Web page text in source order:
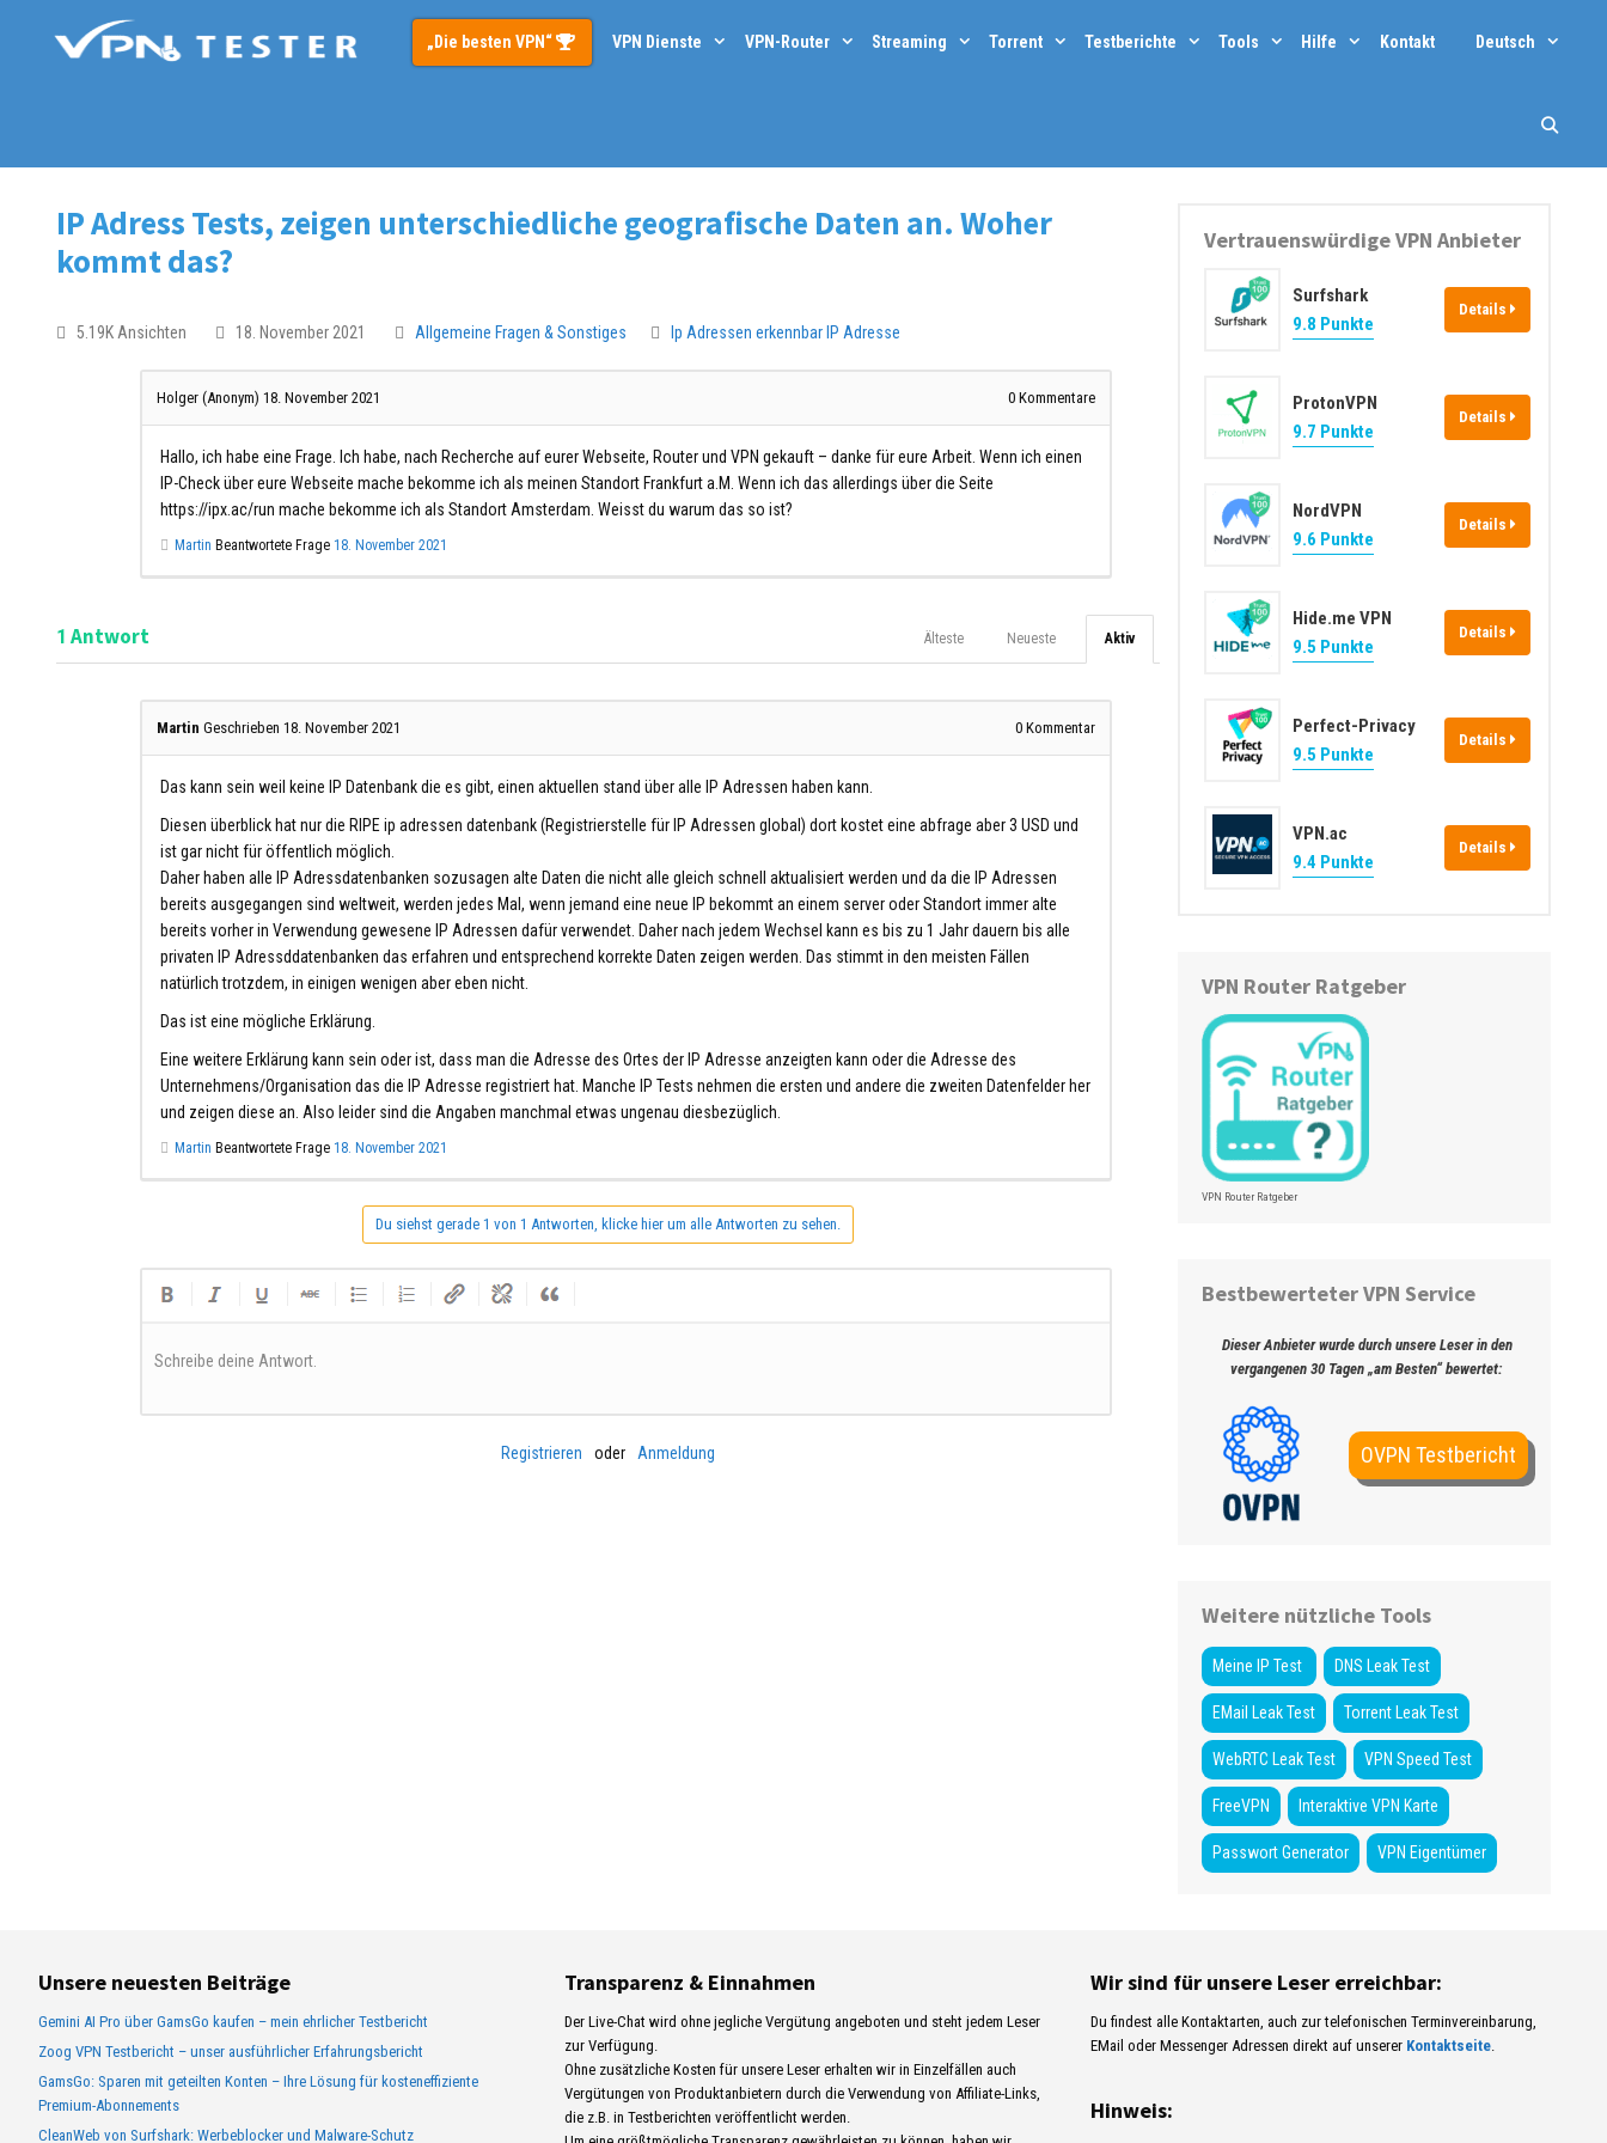
„Die besten VPN“ VPN Dienste VPN-Router Streaming Torrent Testberichte Tools Hilfe Kontakt Deutsch
IP Adress Tests, zeigen unterschiedliche geografische Daten an. Woher
kommt das?
5.19K Ansichten 18. November 2021 Allgemeine Fragen & Sonstiges Ip Adressen erkennbar IP Adresse
Holger (Anonym) 18. November 2021 0Kommentare
Hallo, ich habe eine Frage. Ich habe, nach Recherche auf eurer Webseite, Router und VPN gekauft – danke für eure Arbeit. Wenn ich einen
IP-Check über eure Webseite mache bekomme ich als meinen Standort Frankfurt a.M. Wenn ich das allerdings über die Seite
https://ipx.ac/run mache bekomme ich als Standort Amsterdam. Weisst du warum das so ist?
Martin Beantwortete Frage 18. November 2021
1 Antwort Aktiv
Neueste
Älteste
Martin Geschrieben 18. November 2021 0Kommentar
Das kann sein weil keine IP Datenbank die es gibt, einen aktuellen stand über alle IP Adressen haben kann.
Diesen überblick hat nur die RIPE ip adressen datenbank (Registrierstelle für IP Adressen global) dort kostet eine abfrage aber 3 USD und
ist gar nicht für öffentlich möglich.
Daher haben alle IP Adressdatenbanken sozusagen alte Daten die nicht alle gleich schnell aktualisiert werden und da die IP Adressen
bereits ausgegangen sind weltweit, werden jedes Mal, wenn jemand eine neue IP bekommt an einem server oder Standort immer alte
bereits vorher in Verwendung gewesene IP Adressen dafür verwendet. Daher nach jedem Wechsel kann es bis zu 1 Jahr dauern bis alle
privaten IP Adressddatenbanken das erfahren und entsprechend korrekte Daten zeigen werden. Das stimmt in den meisten Fällen
natürlich trotzdem, in einigen wenigen aber eben nicht.
Das ist eine mögliche Erklärung.
Eine weitere Erklärung kann sein oder ist, dass man die Adresse des Ortes der IP Adresse anzeigten kann oder die Adresse des
Unternehmens/Organisation das die IP Adresse registriert hat. Manche IP Tests nehmen die ersten und andere die zweiten Datenfelder her
und zeigen diese an. Also leider sind die Angaben manchmal etwas ungenau diesbezüglich.
Martin Beantwortete Frage 18. November 2021
Du siehst gerade 1 von 1 Antworten, klicke hier um alle Antworten zu sehen.
Schreibe deine Antwort.
Registrieren oder Anmeldung
Vertrauenswürdige VPN Anbieter
Surfshark
9.8 Punkte
Details
ProtonVPN
9.7 Punkte
Details
NordVPN
9.6 Punkte
Details
Hide.me VPN
9.5 Punkte
Details
Perfect-Privacy
9.5 Punkte
Details
VPN.ac
9.4 Punkte
Details
VPN Router Ratgeber
VPN Router Ratgeber
Bestbewerteter VPN Service
Dieser Anbieter wurde durch unsere Leser in den
vergangenen 30 Tagen „am Besten“ bewertet:
OVPN Testbericht
Weitere nützliche Tools
Meine IP Test DNS Leak Test
EMail Leak Test Torrent Leak Test
WebRTC Leak Test VPN Speed Test
FreeVPN Interaktive VPN Karte
Passwort Generator VPN Eigentümer
Unsere neuesten Beiträge
Gemini AI Pro über GamsGo kaufen – mein ehrlicher Testbericht
Zoog VPN Testbericht – unser ausführlicher Erfahrungsbericht
GamsGo: Sparen mit geteilten Konten – Ihre Lösung für kosteneffiziente
Premium-Abonnements
CleanWeb von Surfshark: Werbeblocker und Malware-Schutz
Transparenz & Einnahmen
Der Live-Chat wird ohne jegliche Vergütung angeboten und steht jedem Leser
zur Verfügung.
Ohne zusätzliche Kosten für unsere Leser erhalten wir in Einzelfällen auch
Vergütungen von Produktanbietern durch die Verwendung von Affiliate-Links,
die z.B. in Testberichten veröffentlicht werden.
Wir sind für unsere Leser erreichbar:
Du findest alle Kontaktarten, auch zur telefonischen Terminvereinbarung,
EMail oder Messenger Adressen direkt auf unserer Kontaktseite.
Hinweis: